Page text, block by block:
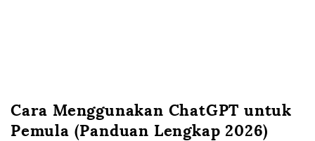
Cara Menggunakan ChatGPT untuk
Pemula (Panduan Lengkap 2026)